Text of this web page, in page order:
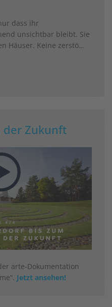
dass ihr
unsichtbar bleibt. Sie
Häuser. Keine zerstö…
der Zukunft
arte-Dokumentation
Jetzt ansehen!